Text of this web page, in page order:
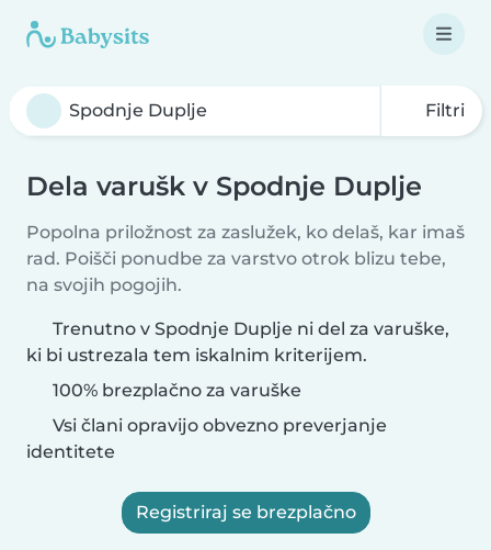
Filtri
Dela varušk v Spodnje Duplje
Popolna priložnost za zaslužek, ko delaš, kar imaš
rad. Poišči ponudbe za varstvo otrok blizu tebe,
na svojih pogojih.
Trenutno v Spodnje Duplje ni del za varuške,
ki bi ustrezala tem iskalnim kriterijem.
100% brezplačno za varuške
Vsi člani opravijo obvezno preverjanje
identitete
Registriraj se brezplačno